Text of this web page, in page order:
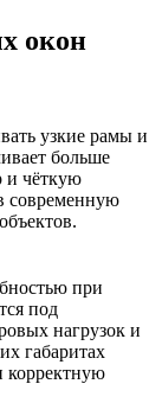
окон
узкие рамы и
больше
и чёткую
современную
при
под
нагрузок и
габаритах
корректную